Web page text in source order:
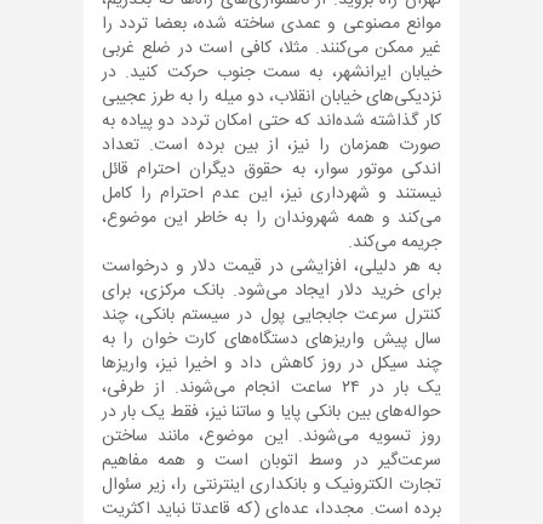
موانع مصنوعی و عمدی ساخته شده، بعضا تردد را
غیر ممکن می‌کنند. مثلا، کافی است در ضلع غربی
خیابان ایرانشهر، به سمت جنوب حرکت کنید. در
نزدیکی‌های خیابان انقلاب، دو میله را به طرز عجیبی
کار گذاشته شده‌اند که حتی امکان تردد دو پیاده به
صورت همزمان را نیز، از بین برده است. تعداد
اندکی موتور سوار، به حقوق دیگران احترام قائل
نیستند و شهرداری نیز، این عدم احترام را کامل
می‌کند و همه شهروندان را به خاطر این موضوع،
جریمه می‌کند.
به هر دلیلی، افزایشی در قیمت دلار و درخواست
برای خرید دلار ایجاد می‌شود. بانک مرکزی، برای
کنترل سرعت جابجایی پول در سیستم بانکی، چند
سال پیش واریزهای دستگاه‌های کارت خوان را به
چند سیکل در روز کاهش داد و اخیرا نیز، واریزها
یک بار در ۲۴ ساعت انجام می‌شوند. از طرفی،
حواله‌های بین بانکی پایا و ساتنا نیز، فقط یک بار در
روز تسویه می‌شوند. این موضوع، مانند ساختن
سرعت‌گیر در وسط اتوبان است و همه مفاهیم
تجارت الکترونیک و بانکداری اینترنتی را، زیر سئوال
برده است. مجددا، عده‌ای (که قاعدتا نباید اکثریت